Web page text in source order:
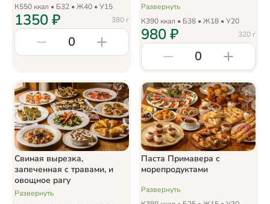
К550 ккал • Б32 • Ж40 • У15
380 г
1350₽
0
Развернуть
К390 ккал • Б38 • Ж18 • У20
320 г
980₽
0
Свиная вырезка,
запеченная с травами, и
овощное рагу
Развернуть
Паста Примавера с
морепродуктами
Развернуть